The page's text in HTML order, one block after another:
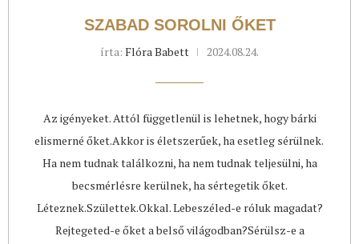
SZABAD SOROLNI ŐKET
írta: Flóra Babett 2024.08.24.
Az igényeket. Attól függetlenül is lehetnek, hogy bárki
elismerné őket.Akkor is életszerűek, ha esetleg sérülnek.
Ha nem tudnak találkozni, ha nem tudnak teljesülni, ha
becsmérlésre kerülnek, ha sértegetik őket.
Léteznek.Születtek.Okkal. Lebeszéled-e róluk magadat?
Rejtegeted-e őket a belső világodban?Sérülsz-e a